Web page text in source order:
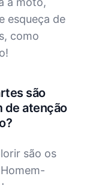
esqueça de
como
são
de atenção
são os